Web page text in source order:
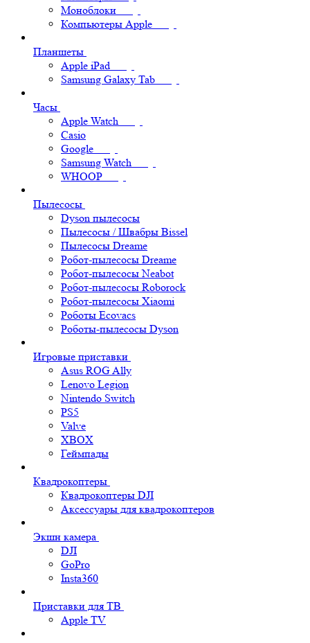
Моноблоки
Компьютеры Apple
Планшеты
Apple iPad
Samsung Galaxy Tab
Часы
Apple Watch
Casio
Google
Samsung Watch
WHOOP
Пылесосы
Dyson пылесосы
Пылесосы / Швабры Bissel
Пылесосы Dreame
Робот-пылесосы Dreame
Робот-пылесосы Neabot
Робот-пылесосы Roborock
Робот-пылесосы Xiaomi
Роботы Ecovacs
Роботы-пылесосы Dyson
Игровые приставки
Asus ROG Ally
Lenovo Legion
Nintendo Switch
PS5
Valve
XBOX
Геймпады
Квадрокоптеры
Квадрокоптеры DJI
Аксессуары для квадрокоптеров
Экшн камера
DJI
GoPro
Insta360
Приставки для ТВ
Apple TV